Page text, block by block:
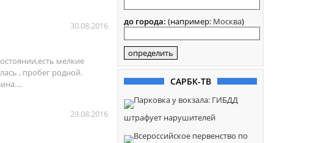
30.08.2016
мелкие
, пробег родной.
29.08.2016
до города: (например: Москва)
САРБК-ТВ
Парковка у вокзала: ГИБДД
штрафует нарушителей
Всероссийское первенство по